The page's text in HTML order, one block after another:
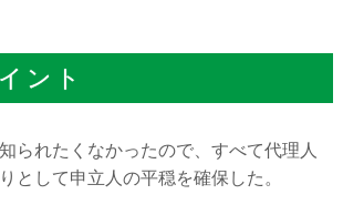
ント
られたくなかったので、すべて代理人
として申立人の平穏を確保した。